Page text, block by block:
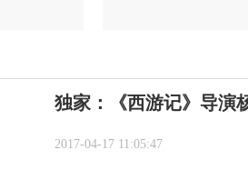
独家：《西游记》导演
2017-04-17 11:05:47